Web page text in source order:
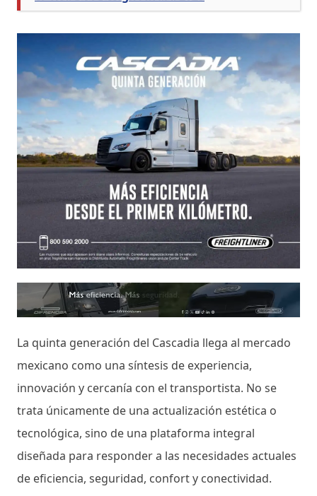
La quinta generación del Cascadia llega al mercado
mexicano como una síntesis de experiencia,
innovación y cercanía con el transportista. No se
trata únicamente de una actualización estética o
tecnológica, sino de una plataforma integral
diseñada para responder a las necesidades actuales
de eficiencia, seguridad, confort y conectividad.